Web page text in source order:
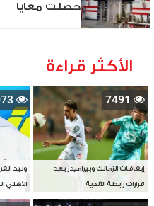
حصلت معايا
الأكثر قراءة
7491
إيقافات الزمالك وبيراميدز بعد
قرارات رابطة الأندية
وليد
الأهلي
بطل